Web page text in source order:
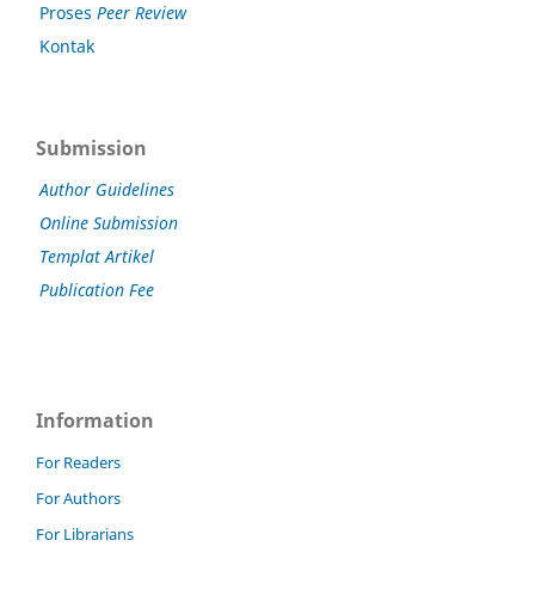
Proses Peer Review
Kontak
Submission
Author Guidelines
Online Submission
Templat Artikel
Publication Fee
Information
For Readers
For Authors
For Librarians